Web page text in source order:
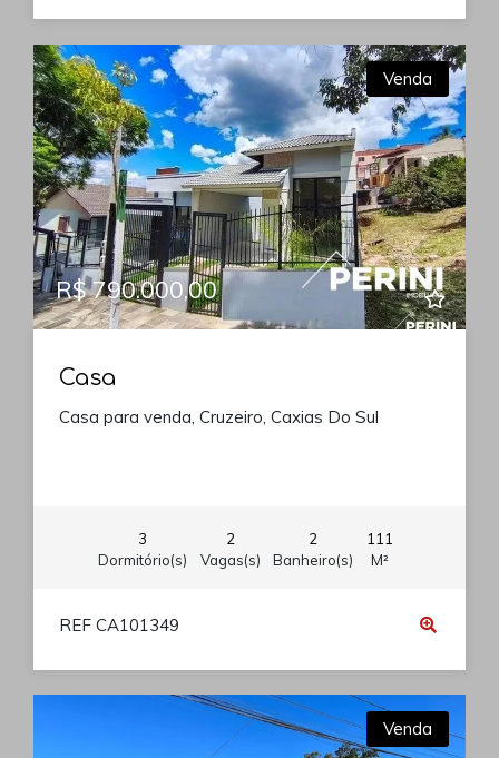
Venda
R$ 790.000,00
Casa
Casa para venda, Cruzeiro, Caxias Do Sul
3
Dormitório(s)
2
Vagas(s)
2
Banheiro(s)
111
M²
REF CA101349
Venda